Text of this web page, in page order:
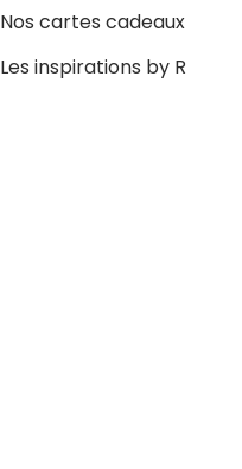
Nos cartes cadeaux
Les inspirations by R